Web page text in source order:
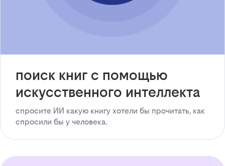
поиск книг с помощью
искусственного интеллекта
спросите ИИ какую книгу хотели бы прочитать, как
спросили бы у человека.